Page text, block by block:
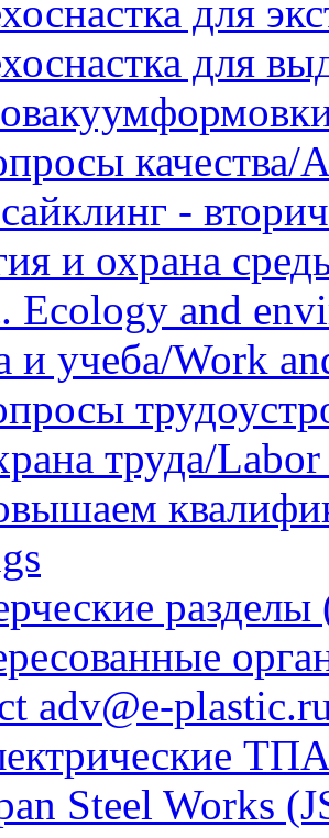
для
для
качества/
-
и охрана
Ecology and
и учеба/Work
труда/Labor
adv@e-
Steel Works